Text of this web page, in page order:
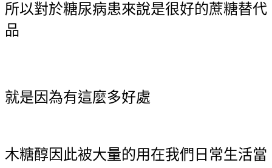
所以對於糖尿病患來說是很好的蔗糖替代
品
就是因為有這麼多好處
木糖醇因此被大量的用在我們日常生活當